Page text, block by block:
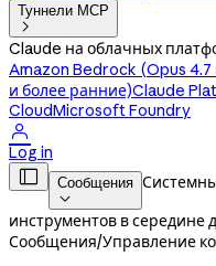
Туннели MCP

Claude на облачных
Amazon Bedrock (Opus 4.7
и более ранние)Claude
CloudMicrosoft Foundry

Log in
 Сообщения

инструментов в середине
Сообщения/Управление